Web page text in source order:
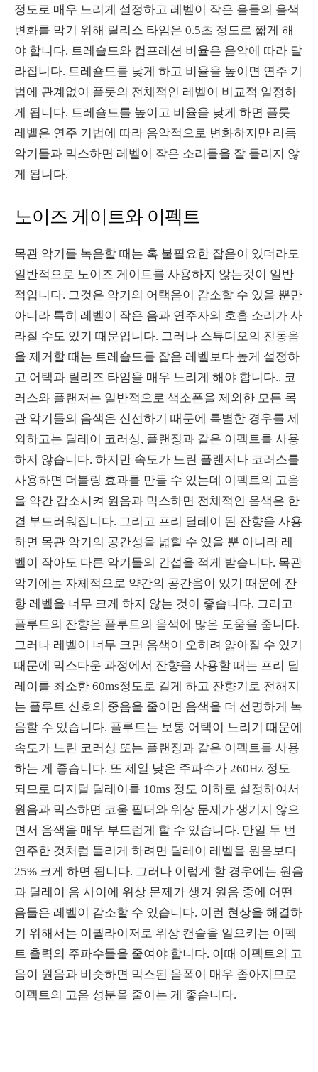
정도로 매우 느리게 설정하고 레벨이 작은 음들의 음색
변화를 막기 위해 릴리스 타임은 0.5초 정도로 짧게 해
야 합니다. 트레숄드와 컴프레션 비율은 음악에 따라 달
라집니다. 트레숄드를 낮게 하고 비율을 높이면 연주 기
법에 관계없이 플룻의 전체적인 레벨이 비교적 일정하
게 됩니다. 트레숄드를 높이고 비율을 낮게 하면 플룻
레벨은 연주 기법에 따라 음악적으로 변화하지만 리듬
악기들과 믹스하면 레벨이 작은 소리들을 잘 들리지 않
게 됩니다.
노이즈 게이트와 이펙트
목관 악기를 녹음할 때는 혹 불필요한 잡음이 있더라도
일반적으로 노이즈 게이트를 사용하지 않는것이 일반
적입니다. 그것은 악기의 어택음이 감소할 수 있을 뿐만
아니라 특히 레벨이 작은 음과 연주자의 호흡 소리가 사
라질 수도 있기 때문입니다. 그러나 스튜디오의 진동음
을 제거할 때는 트레숄드를 잡음 레벨보다 높게 설정하
고 어택과 릴리즈 타임을 매우 느리게 해야 합니다.. 코
러스와 플랜저는 일반적으로 색소폰을 제외한 모든 목
관 악기들의 음색은 신선하기 때문에 특별한 경우를 제
외하고는 딜레이 코러싱, 플랜징과 같은 이펙트를 사용
하지 않습니다. 하지만 속도가 느린 플랜저나 코러스를
사용하면 더블링 효과를 만들 수 있는데 이펙트의 고음
을 약간 감소시켜 원음과 믹스하면 전체적인 음색은 한
결 부드러워집니다. 그리고 프리 딜레이 된 잔향을 사용
하면 목관 악기의 공간성을 넓힐 수 있을 뿐 아니라 레
벨이 작아도 다른 악기들의 간섭을 적게 받습니다. 목관
악기에는 자체적으로 약간의 공간음이 있기 때문에 잔
향 레벨을 너무 크게 하지 않는 것이 좋습니다. 그리고
플루트의 잔향은 플루트의 음색에 많은 도움을 줍니다.
그러나 레벨이 너무 크면 음색이 오히려 얇아질 수 있기
때문에 믹스다운 과정에서 잔향을 사용할 때는 프리 딜
레이를 최소한 60ms정도로 길게 하고 잔향기로 전해지
는 플루트 신호의 중음을 줄이면 음색을 더 선명하게 녹
음할 수 있습니다. 플루트는 보통 어택이 느리기 때문에
속도가 느린 코러싱 또는 플랜징과 같은 이펙트를 사용
하는 게 좋습니다. 또 제일 낮은 주파수가 260Hz 정도
되므로 디지털 딜레이를 10ms 정도 이하로 설정하여서
원음과 믹스하면 코움 필터와 위상 문제가 생기지 않으
면서 음색을 매우 부드럽게 할 수 있습니다. 만일 두 번
연주한 것처럼 들리게 하려면 딜레이 레벨을 원음보다
25% 크게 하면 됩니다. 그러나 이렇게 할 경우에는 원음
과 딜레이 음 사이에 위상 문제가 생겨 원음 중에 어떤
음들은 레벨이 감소할 수 있습니다. 이런 현상을 해결하
기 위해서는 이퀄라이저로 위상 캔슬을 일으키는 이펙
트 출력의 주파수들을 줄여야 합니다. 이때 이펙트의 고
음이 원음과 비슷하면 믹스된 음폭이 매우 좁아지므로
이펙트의 고음 성분을 줄이는 게 좋습니다.